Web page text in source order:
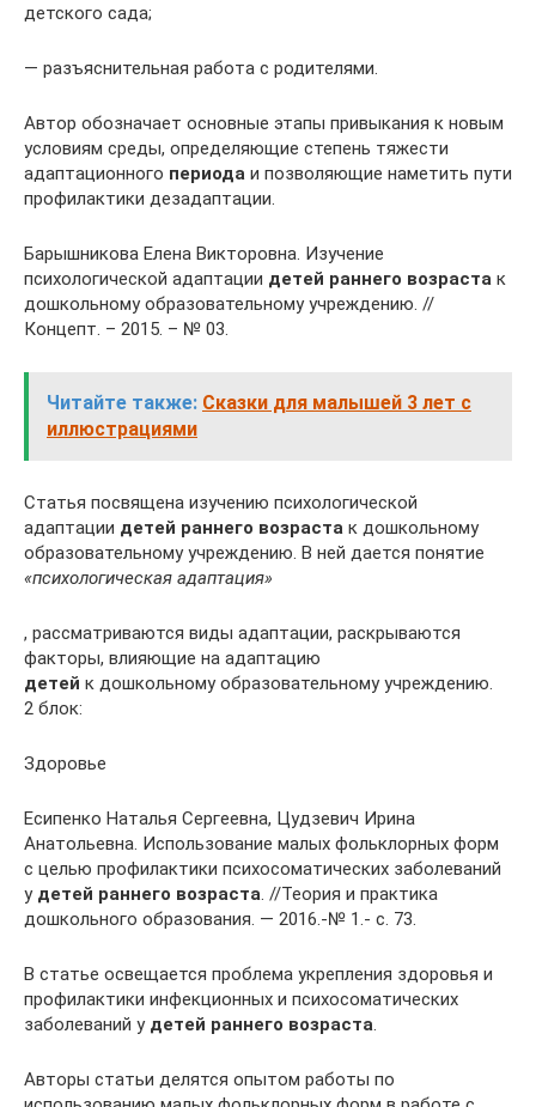
детского сада;
— разъяснительная работа с родителями.
Автор обозначает основные этапы привыкания к новым
условиям среды, определяющие степень тяжести
адаптационного периода и позволяющие наметить пути
профилактики дезадаптации.
Барышникова Елена Викторовна. Изучение
психологической адаптации детей раннего возраста к
дошкольному образовательному учреждению. //
Концепт. – 2015. – № 03.
Читайте также: Сказки для малышей 3 лет с
иллюстрациями
Статья посвящена изучению психологической
адаптации детей раннего возраста к дошкольному
образовательному учреждению. В ней дается понятие
«психологическая адаптация»
, рассматриваются виды адаптации, раскрываются
факторы, влияющие на адаптацию
детей к дошкольному образовательному учреждению.
2 блок:
Здоровье
Есипенко Наталья Сергеевна, Цудзевич Ирина
Анатольевна. Использование малых фольклорных форм
с целью профилактики психосоматических заболеваний
у детей раннего возраста. //Теория и практика
дошкольного образования. — 2016.-№ 1.- с. 73.
В статье освещается проблема укрепления здоровья и
профилактики инфекционных и психосоматических
заболеваний у детей раннего возраста.
Авторы статьи делятся опытом работы по